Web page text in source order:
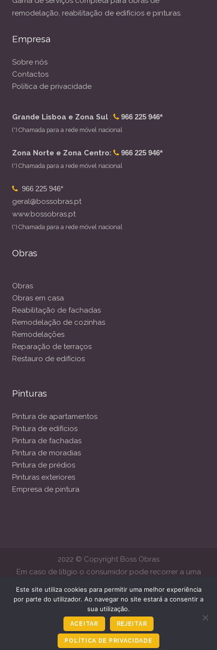
remodelação, reabilitação de edifícios e pinturas.
Empresa
Sobre nós
Contactos
Política de privacidade
Grande Lisboa e Zona Sul : 966 225 946*
(*) Chamada para a rede móvel nacional
Zona Norte e Zona Centro: 966 225 946*
(*) Chamada para a rede móvel nacional
966 225 946*
geral@bossobras.pt
www.bossobras.pt
(*) Chamada para a rede móvel nacional
Obras
Obras
Obras em casa
Reabilitação de fachadas
Remodelação de cozinhas
Remodelações
Reparação de terraços
Restauro de edifícios
Pinturas
Pintura de apartamentos
Pintura de edifícios
Pintura de fachadas
Pintura de moradias
Pintura de prédios
Pinturas exteriores
Empresa de pintura
2022 © Copyright Boss Obras
Em caso de litígio o consumidor pode recorrer a uma
Centro de Arbitragem de Conflitos de Consumo de Lisboa
www.centroarbitragemlisboa.ptMais informações em Portal do
Consumidowww.consumidor.gov.pt
Ligar Agora
Este site utiliza cookies para permitir uma melhor experiência
por parte do utilizador. Ao navegar no site estará a consentir a
sua utilização.
ACEITAR REJEITAR
POLÍTICA DE PRIVACIDADE